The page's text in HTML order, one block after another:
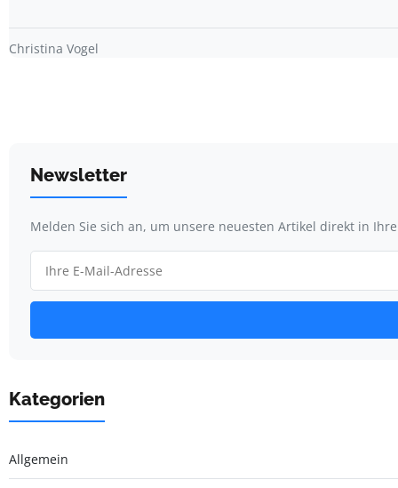
Christina Vogel
Newsletter
Melden Sie sich an, um unsere neuesten Artikel direkt in
Kategorien
Allgemein